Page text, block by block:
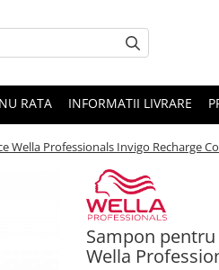
NU RATA INFORMATII LIVRARE
Professionals Invigo Recharge
Sampon
Wella